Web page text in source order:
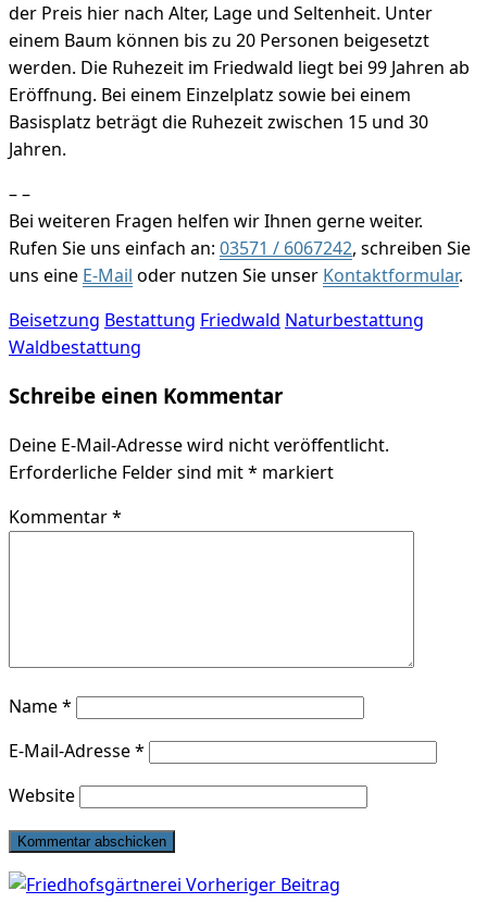
der Preis hier nach Alter, Lage und Seltenheit. Unter
einem Baum können bis zu 20 Personen beigesetzt
werden. Die Ruhezeit im Friedwald liegt bei 99 Jahren ab
Eröffnung. Bei einem Einzelplatz sowie bei einem
Basisplatz beträgt die Ruhezeit zwischen 15 und 30
Jahren.
– –
Bei weiteren Fragen helfen wir Ihnen gerne weiter.
Rufen Sie uns einfach an: 03571 / 6067242, schreiben Sie
uns eine E-Mail oder nutzen Sie unser Kontaktformular.
Beisetzung Bestattung Friedwald Naturbestattung
Waldbestattung
Schreibe einen Kommentar
Deine E-Mail-Adresse wird nicht veröffentlicht.
Erforderliche Felder sind mit* markiert
Kommentar*
Name*
E-Mail-Adresse*
Website
BeitragsnavigationVorheriger Beitrag